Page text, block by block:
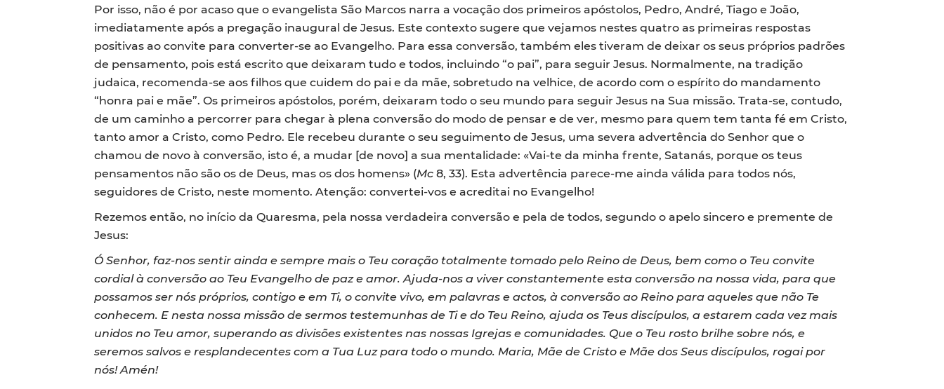
Por isso, não é por acaso que o evangelista São Marcos narra a vocação dos primeiros apóstolos, Pedro, André, Tiago e João,
imediatamente após a pregação inaugural de Jesus. Este contexto sugere que vejamos nestes quatro as primeiras respostas
positivas ao convite para converter-se ao Evangelho. Para essa conversão, também eles tiveram de deixar os seus próprios padrões
de pensamento, pois está escrito que deixaram tudo e todos, incluindo “o pai”, para seguir Jesus. Normalmente, na tradição
judaica, recomenda-se aos filhos que cuidem do pai e da mãe, sobretudo na velhice, de acordo com o espírito do mandamento
“honra pai e mãe”. Os primeiros apóstolos, porém, deixaram todo o seu mundo para seguir Jesus na Sua missão. Trata-se, contudo,
de um caminho a percorrer para chegar à plena conversão do modo de pensar e de ver, mesmo para quem tem tanta fé em Cristo,
tanto amor a Cristo, como Pedro. Ele recebeu durante o seu seguimento de Jesus, uma severa advertência do Senhor que o
chamou de novo à conversão, isto é, a mudar [de novo] a sua mentalidade: «Vai-te da minha frente, Satanás, porque os teus
pensamentos não são os de Deus, mas os dos homens» (Mc8, 33). Esta advertência parece-me ainda válida para todos nós,
seguidores de Cristo, neste momento. Atenção: convertei-vos e acreditai no Evangelho!
Rezemos então, no início da Quaresma, pela nossa verdadeira conversão e pela de todos, segundo o apelo sincero e premente de
Jesus:
Ó Senhor, faz-nos sentir ainda e sempre mais o Teu coração totalmente tomado pelo Reino de Deus, bem como o Teu convite
cordial à conversão ao Teu Evangelho de paz e amor. Ajuda-nos a viver constantemente esta conversão na nossa vida, para que
possamos ser nós próprios, contigo e em Ti, o convite vivo, em palavras e actos, à conversão ao Reino para aqueles que não Te
conhecem. E nesta nossa missão de sermos testemunhas de Ti e do Teu Reino, ajuda os Teus discípulos, a estarem cada vez mais
unidos no Teu amor, superando as divisões existentes nas nossas Igrejas e comunidades. Que o Teu rosto brilhe sobre nós, e
seremos salvos e resplandecentes com a Tua Luz para todo o mundo. Maria, Mãe de Cristo e Mãe dos Seus discípulos, rogai por
nós! Amén!